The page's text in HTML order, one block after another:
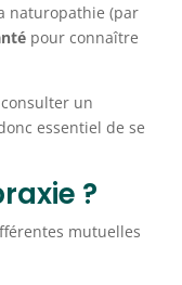
naturopathie (par
pour connaître
un
essentiel de se
?
mutuelles